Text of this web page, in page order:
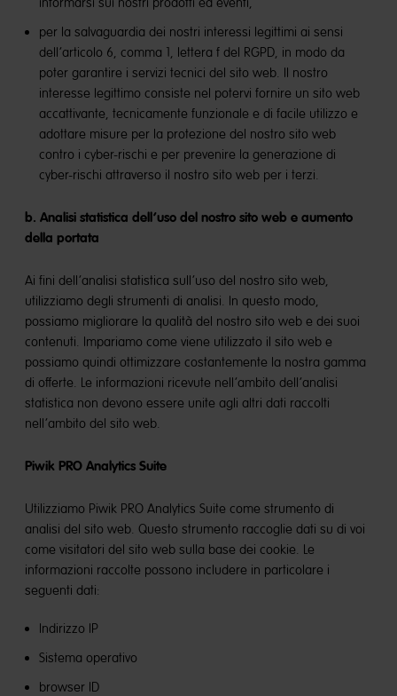
per la salvaguardia dei nostri interessi legittimi ai sensi
dell’articolo 6, comma 1, lettera f del RGPD, in modo da
poter garantire i servizi tecnici del sito web. Il nostro
interesse legittimo consiste nel potervi fornire un sito web
accattivante, tecnicamente funzionale e di facile utilizzo e
adottare misure per la protezione del nostro sito web
contro i cyber-rischi e per prevenire la generazione di
cyber-rischi attraverso il nostro sito web per i terzi.
b. Analisi statistica dell’uso del nostro sito web e aumento
della portata
Ai fini dell’analisi statistica sull’uso del nostro sito web,
utilizziamo degli strumenti di analisi. In questo modo,
possiamo migliorare la qualità del nostro sito web e dei suoi
contenuti. Impariamo come viene utilizzato il sito web e
possiamo quindi ottimizzare costantemente la nostra gamma
di offerte. Le informazioni ricevute nell’ambito dell’analisi
statistica non devono essere unite agli altri dati raccolti
nell’ambito del sito web.
Piwik PRO Analytics Suite
Utilizziamo Piwik PRO Analytics Suite come strumento di
analisi del sito web. Questo strumento raccoglie dati su di voi
come visitatori del sito web sulla base dei cookie. Le
informazioni raccolte possono includere in particolare i
seguenti dati:
Indirizzo IP
Sistema operativo
browser ID